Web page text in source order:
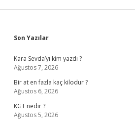
Sidebar
Son Yazılar
Kara Sevda’yı kim yazdı ?
Ağustos 7, 2026
Bir at en fazla kaç kilodur ?
Ağustos 6, 2026
KGT nedir ?
Ağustos 5, 2026